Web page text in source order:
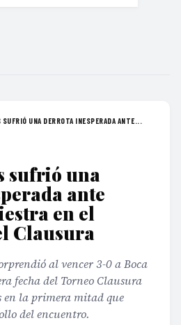
UNA DERROTA INESPERADA ANTE...
sufrió una
ante
en el
Clausura
al vencer 3-0 a Boca
fecha del Torneo Clausura
en la primera mitad que
del encuentro.